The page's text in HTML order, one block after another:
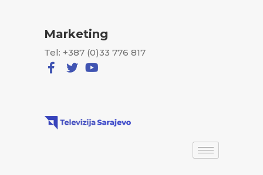
Marketing
Tel: +387 (0)33 776 817